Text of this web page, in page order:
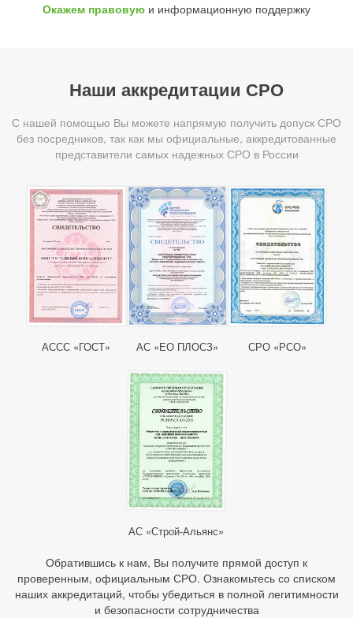
Окажем правовую и информационную поддержку
Наши аккредитации СРО
С нашей помощью Вы можете напрямую получить допуск СРО
без посредников, так как мы официальные, аккредитованные
представители самых надежных СРО в России
АССС «ГОСТ» АС «ЕО ПЛОСЗ» СРО «РСО»
АС «Строй-Альянс»
Обратившись к нам, Вы получите прямой доступ к
проверенным, официальным СРО. Ознакомьтесь со списком
наших аккредитаций, чтобы убедиться в полной легитимности
и безопасности сотрудничества